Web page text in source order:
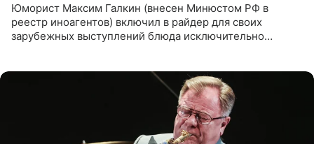
Юморист Максим Галкин (внесен Минюстом РФ в
реестр иноагентов) включил в райдер для своих
зарубежных выступлений блюда исключительно